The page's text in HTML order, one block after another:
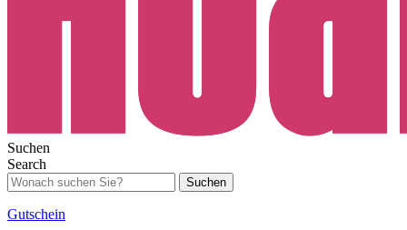
Suchen
Search
Suchen
Gutschein